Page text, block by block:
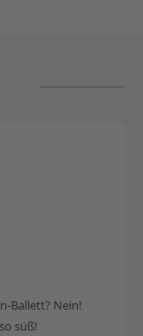
Ballett? Nein!
süß!